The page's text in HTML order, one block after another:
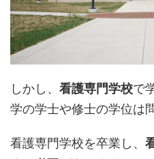
しかし、 看護専門学校で
学の学士や修士の学位は
看護専門学校を卒業し、